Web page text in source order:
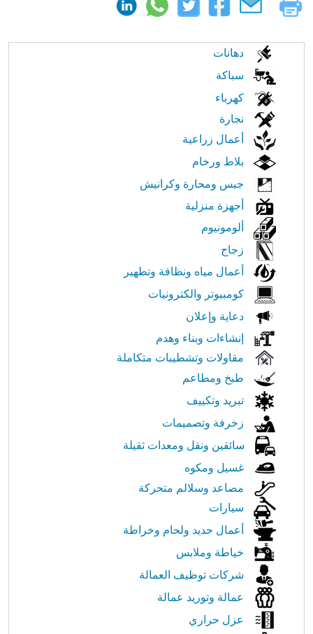
الابحار
النت
دهانات
سباكة
كهرباء
نجارة
أعمال زراعية
بلاط ورخام
جبس ومحارة وكرانيش
أجهزة منزلية
ألومونيوم
زجاج
أعمال مياه ونظافة وتطهير
كومبيوتر والكترونيات
دعاية وإعلان
إنشاءات وبناء وهدم
مقاولات وتشطيبات متكاملة
طبخ ومطاعم
تبريد وتكييف
زخرفة وتصميمات
سائقين ونقل ومعدات ثقيلة
غسيل ومكوه
مصاعد وسلالم متحركة
سيارات
أعمال حديد ولحام وخراطة
خياطة وملابس
شركات توظيف العمالة
عمالة وتوريد عمالة
عزل حراري